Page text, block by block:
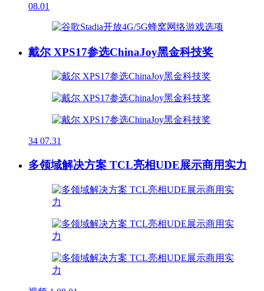
08.01
戴尔 XPS17参选ChinaJoy黑金科技奖
34 07.31
多领域解决方案 TCL亮相UDE展示商用实力